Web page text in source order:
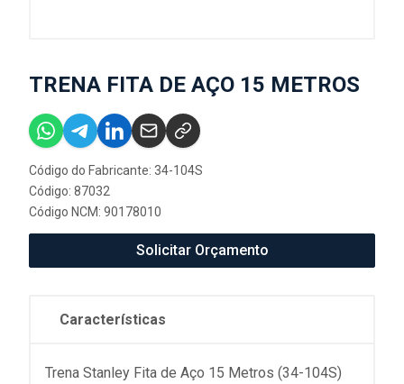
TRENA FITA DE AÇO 15 METROS
Código do Fabricante: 34-104S
Código: 87032
Código NCM: 90178010
Solicitar Orçamento
Características
Trena Stanley Fita de Aço 15 Metros (34-104S)